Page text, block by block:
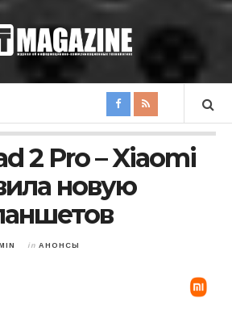
2 Pro – Xiaomi
новую
in АНОНСЫ